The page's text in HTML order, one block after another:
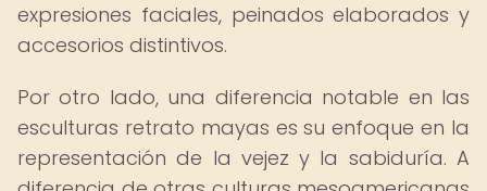
expresiones faciales, peinados elaborados y
accesorios distintivos.
Por otro lado, una diferencia notable en las
esculturas retrato mayas es su enfoque en la
representación de la vejez y la sabiduría. A